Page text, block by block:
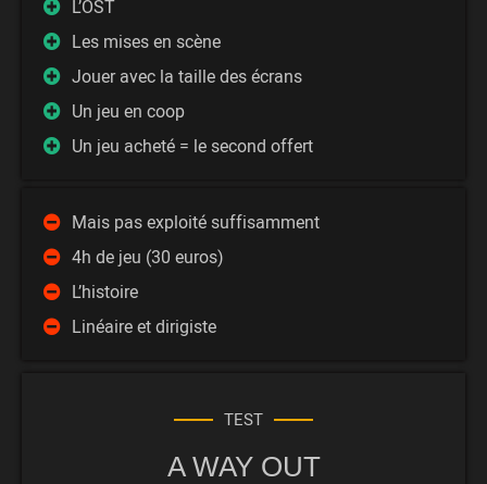
L’OST
Les mises en scène
Jouer avec la taille des écrans
Un jeu en coop
Un jeu acheté = le second offert
Mais pas exploité suffisamment
4h de jeu (30 euros)
L’histoire
Linéaire et dirigiste
TEST
A WAY OUT